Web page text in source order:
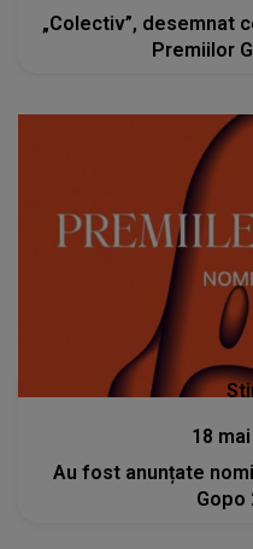
„Colectiv”, desemnat
Premiilor
18 mai
Au fost anunțate
Gopo